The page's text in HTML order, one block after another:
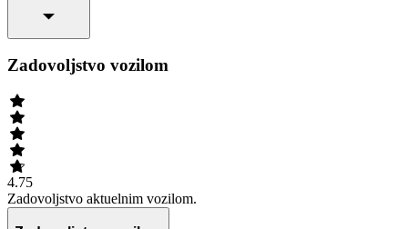
Zadovoljstvo vozilom
4.75
Zadovoljstvo aktuelnim vozilom.